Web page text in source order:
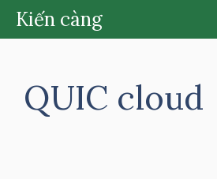
Chuyển
đến
dung
Kiến càng
QUIC cloud